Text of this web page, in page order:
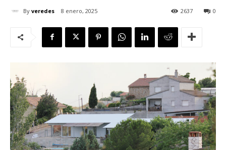
By veredes 8 enero, 2025 0
2637